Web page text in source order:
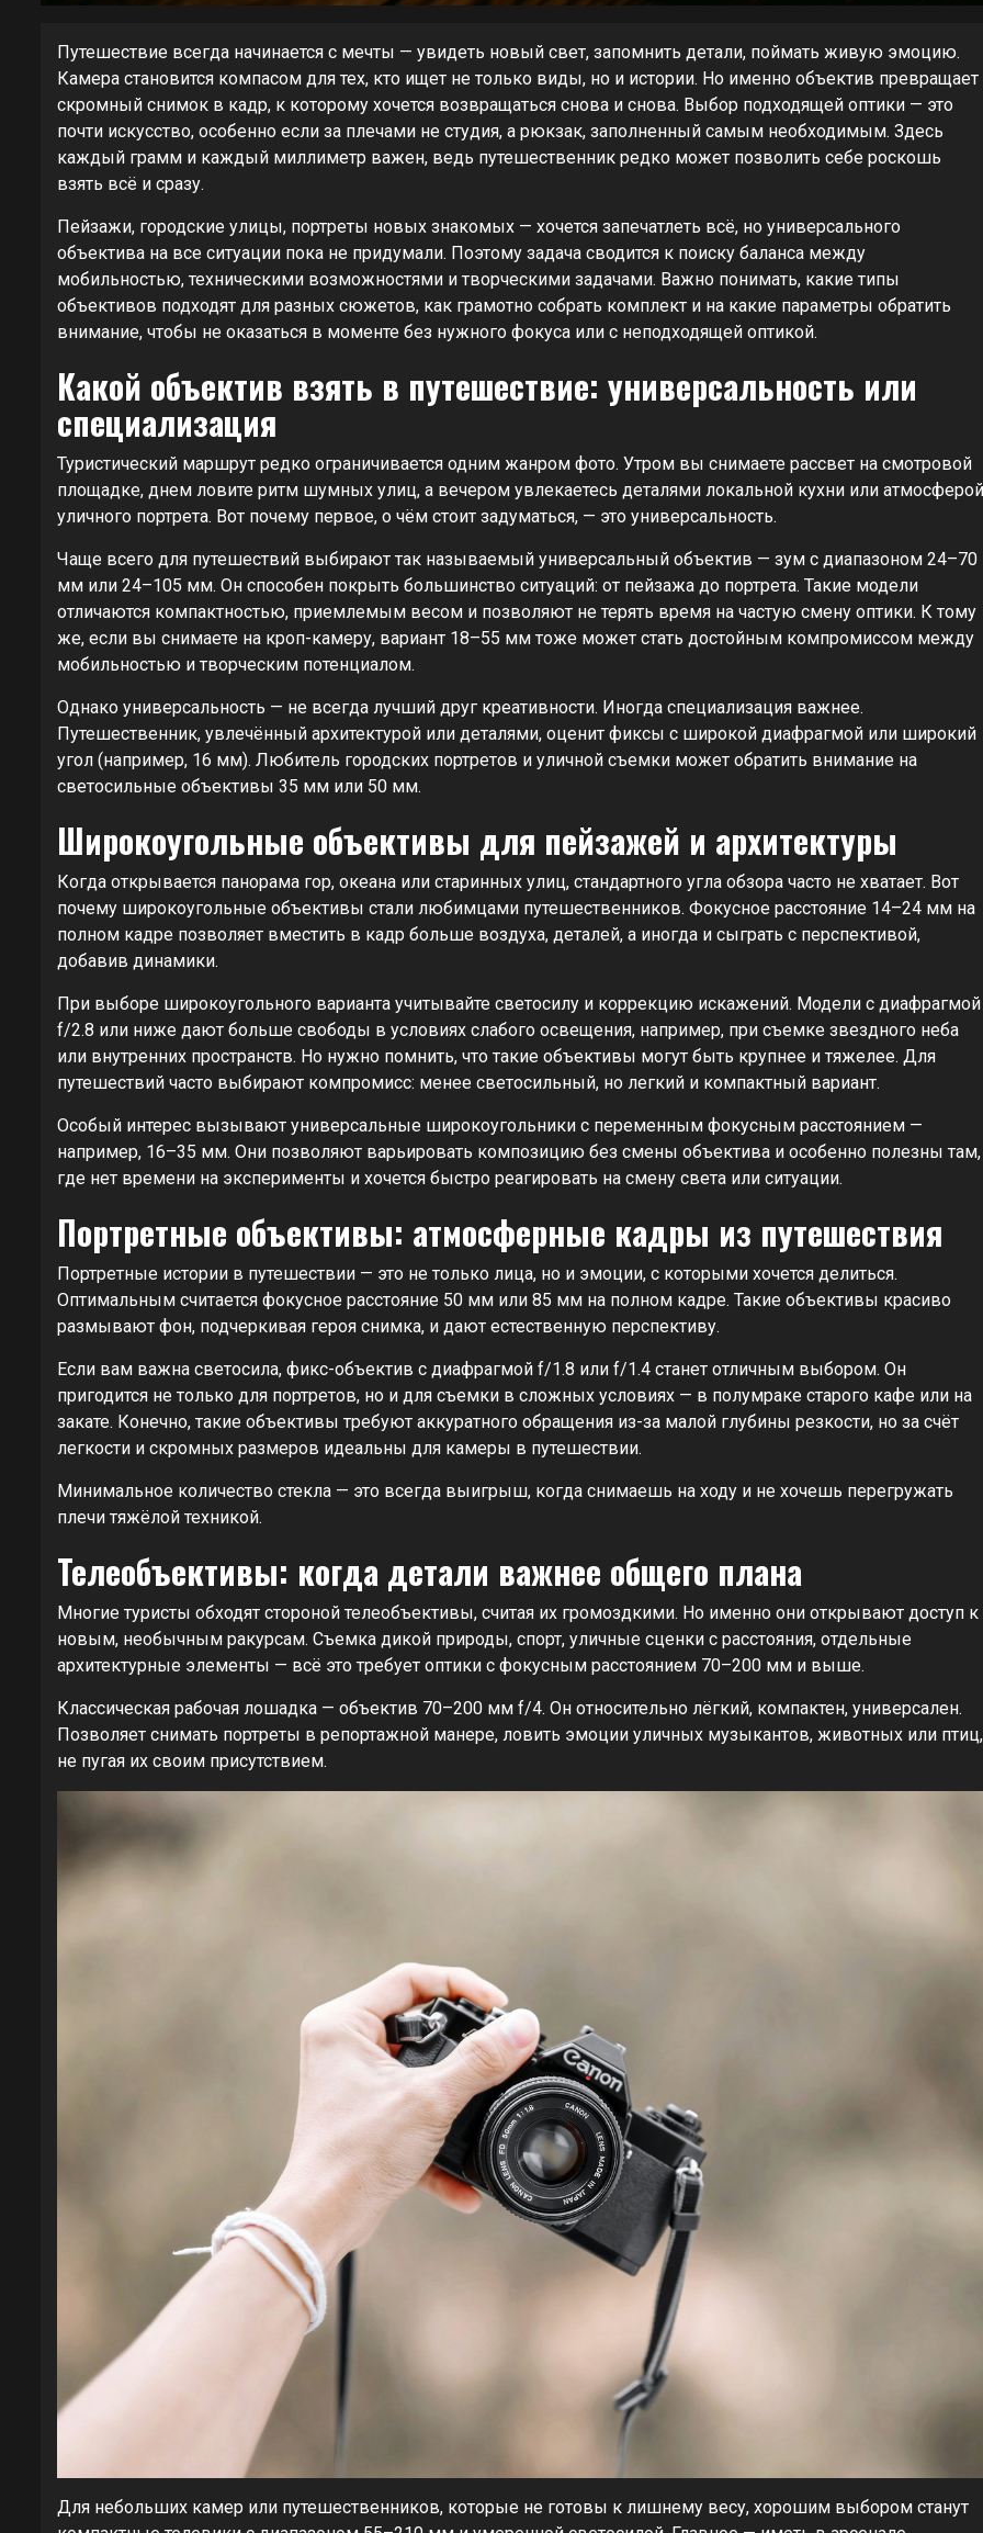
Путешествие всегда начинается с мечты — увидеть новый свет, запомнить детали, поймать живую эмоцию.
Камера становится компасом для тех, кто ищет не только виды, но и истории. Но именно объектив превращает
скромный снимок в кадр, к которому хочется возвращаться снова и снова. Выбор подходящей оптики — это
почти искусство, особенно если за плечами не студия, а рюкзак, заполненный самым необходимым. Здесь
каждый грамм и каждый миллиметр важен, ведь путешественник редко может позволить себе роскошь
взять всё и сразу.
Пейзажи, городские улицы, портреты новых знакомых — хочется запечатлеть всё, но универсального
объектива на все ситуации пока не придумали. Поэтому задача сводится к поиску баланса между
мобильностью, техническими возможностями и творческими задачами. Важно понимать, какие типы
объективов подходят для разных сюжетов, как грамотно собрать комплект и на какие параметры обратить
внимание, чтобы не оказаться в моменте без нужного фокуса или с неподходящей оптикой.
Какой объектив взять в путешествие: универсальность или
специализация
Туристический маршрут редко ограничивается одним жанром фото. Утром вы снимаете рассвет на смотровой
площадке, днем ловите ритм шумных улиц, а вечером увлекаетесь деталями локальной кухни или атмосферой
уличного портрета. Вот почему первое, о чём стоит задуматься, — это универсальность.
Чаще всего для путешествий выбирают так называемый универсальный объектив — зум с диапазоном 24–70
мм или 24–105 мм. Он способен покрыть большинство ситуаций: от пейзажа до портрета. Такие модели
отличаются компактностью, приемлемым весом и позволяют не терять время на частую смену оптики. К тому
же, если вы снимаете на кроп-камеру, вариант 18–55 мм тоже может стать достойным компромиссом между
мобильностью и творческим потенциалом.
Однако универсальность — не всегда лучший друг креативности. Иногда специализация важнее.
Путешественник, увлечённый архитектурой или деталями, оценит фиксы с широкой диафрагмой или широкий
угол (например, 16 мм). Любитель городских портретов и уличной съемки может обратить внимание на
светосильные объективы 35 мм или 50 мм.
Широкоугольные объективы для пейзажей и архитектуры
Когда открывается панорама гор, океана или старинных улиц, стандартного угла обзора часто не хватает. Вот
почему широкоугольные объективы стали любимцами путешественников. Фокусное расстояние 14–24 мм на
полном кадре позволяет вместить в кадр больше воздуха, деталей, а иногда и сыграть с перспективой,
добавив динамики.
При выборе широкоугольного варианта учитывайте светосилу и коррекцию искажений. Модели с диафрагмой
f/2.8 или ниже дают больше свободы в условиях слабого освещения, например, при съемке звездного неба
или внутренних пространств. Но нужно помнить, что такие объективы могут быть крупнее и тяжелее. Для
путешествий часто выбирают компромисс: менее светосильный, но легкий и компактный вариант.
Особый интерес вызывают универсальные широкоугольники с переменным фокусным расстоянием —
например, 16–35 мм. Они позволяют варьировать композицию без смены объектива и особенно полезны там,
где нет времени на эксперименты и хочется быстро реагировать на смену света или ситуации.
Портретные объективы: атмосферные кадры из путешествия
Портретные истории в путешествии — это не только лица, но и эмоции, с которыми хочется делиться.
Оптимальным считается фокусное расстояние 50 мм или 85 мм на полном кадре. Такие объективы красиво
размывают фон, подчеркивая героя снимка, и дают естественную перспективу.
Если вам важна светосила, фикс-объектив с диафрагмой f/1.8 или f/1.4 станет отличным выбором. Он
пригодится не только для портретов, но и для съемки в сложных условиях — в полумраке старого кафе или на
закате. Конечно, такие объективы требуют аккуратного обращения из-за малой глубины резкости, но за счёт
легкости и скромных размеров идеальны для камеры в путешествии.
Минимальное количество стекла — это всегда выигрыш, когда снимаешь на ходу и не хочешь перегружать
плечи тяжёлой техникой.
Телеобъективы: когда детали важнее общего плана
Многие туристы обходят стороной телеобъективы, считая их громоздкими. Но именно они открывают доступ к
новым, необычным ракурсам. Съемка дикой природы, спорт, уличные сценки с расстояния, отдельные
архитектурные элементы — всё это требует оптики с фокусным расстоянием 70–200 мм и выше.
Классическая рабочая лошадка — объектив 70–200 мм f/4. Он относительно лёгкий, компактен, универсален.
Позволяет снимать портреты в репортажной манере, ловить эмоции уличных музыкантов, животных или птиц,
не пугая их своим присутствием.
Для небольших камер или путешественников, которые не готовы к лишнему весу, хорошим выбором станут